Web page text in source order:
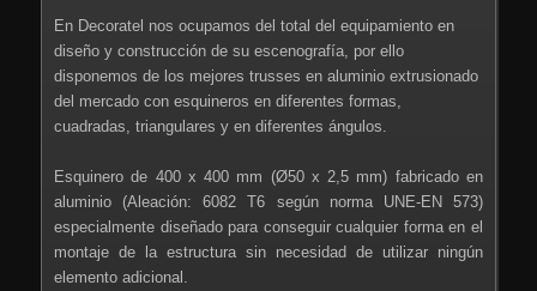
En Decoratel nos ocupamos del total del equipamiento en
diseño y construcción de su escenografía, por ello
disponemos de los mejores trusses en aluminio extrusionado
del mercado con esquineros en diferentes formas,
cuadradas, triangulares y en diferentes ángulos.
Esquinero de 400 x 400 mm (Ø50 x 2,5 mm) fabricado en
aluminio (Aleación: 6082 T6 según norma UNE-EN 573)
especialmente diseñado para conseguir cualquier forma en el
montaje de la estructura sin necesidad de utilizar ningún
elemento adicional.